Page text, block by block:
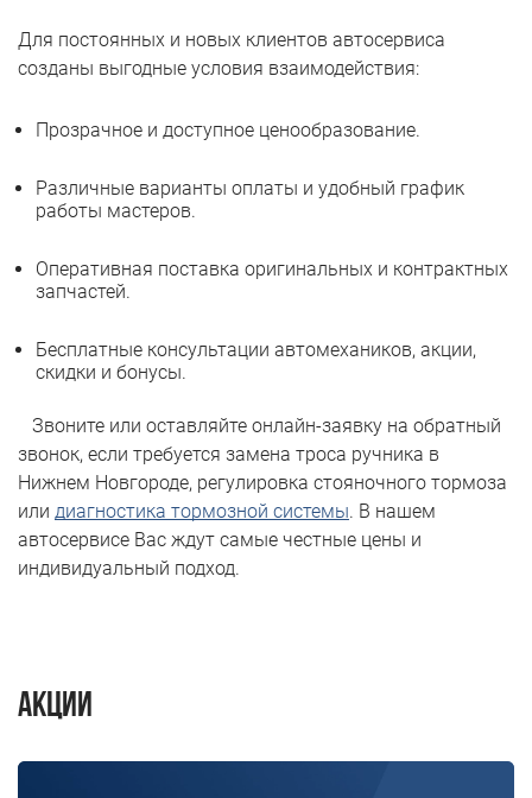
Для постоянных и новых клиентов автосервиса
созданы выгодные условия взаимодействия:
Прозрачное и доступное ценообразование.
Различные варианты оплаты и удобный график
работы мастеров.
Оперативная поставка оригинальных и контрактных
запчастей.
Бесплатные консультации автомехаников, акции,
скидки и бонусы.
Звоните или оставляйте онлайн-заявку на обратный
звонок, если требуется замена троса ручника в
Нижнем Новгороде, регулировка стояночного тормоза
или диагностика тормозной системы. В нашем
автосервисе Вас ждут самые честные цены и
индивидуальный подход.
Акции